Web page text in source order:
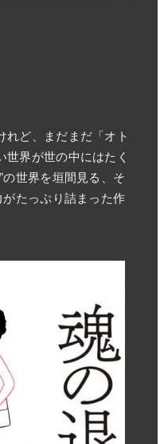
れど、まだまだ「オト
界が世の中にはたく
世界を垣間見る、そ
がたっぷり詰まった作